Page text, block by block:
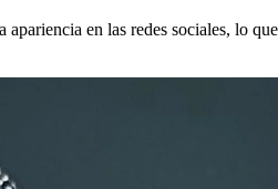
en las redes sociales, lo